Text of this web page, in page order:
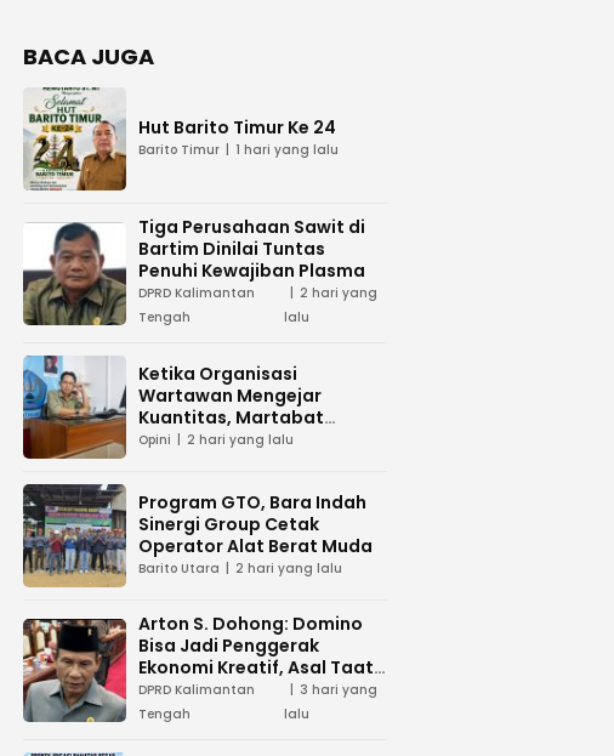
Juang TNI
AD di
Palangka
Raya
BACA JUGA
Hut Barito Timur Ke 24
Barito Timur 1 hari yang lalu
Tiga Perusahaan Sawit di
Bartim Dinilai Tuntas
Penuhi Kewajiban Plasma
DPRD Kalimantan
Tengah
2 hari yang
lalu
Ketika Organisasi
Wartawan Mengejar
Kuantitas, Martabat
Profesi Menjadi Taruhan
Opini 2 hari yang lalu
Program GTO, Bara Indah
Sinergi Group Cetak
Operator Alat Berat Muda
Barito Utara 2 hari yang lalu
Arton S. Dohong: Domino
Bisa Jadi Penggerak
Ekonomi Kreatif, Asal Taat
Aturan
DPRD Kalimantan
Tengah
3 hari yang
lalu